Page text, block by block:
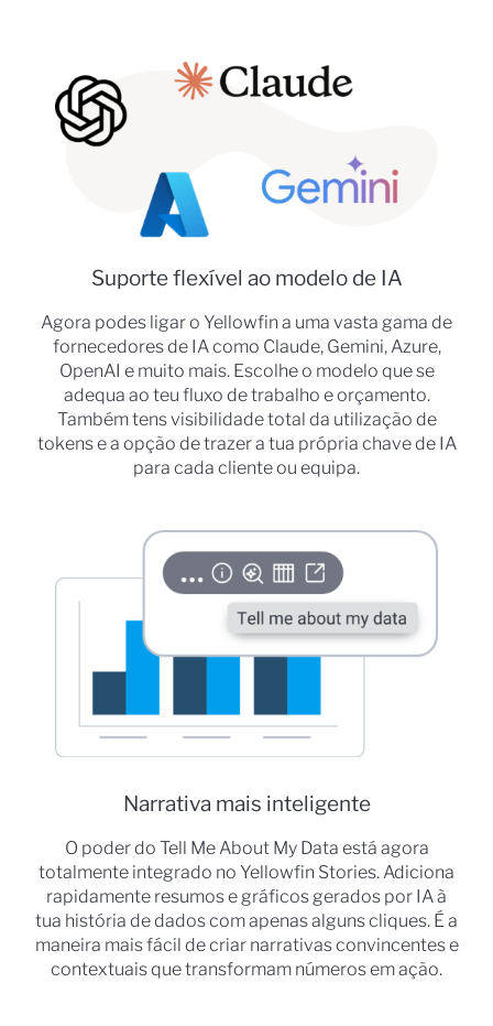
Suporte flexível ao modelo de IA
Agora podes ligar o Yellowfin a uma vasta gama de
fornecedores de IA como Claude, Gemini, Azure,
OpenAI e muito mais. Escolhe o modelo que se
adequa ao teu fluxo de trabalho e orçamento.
Também tens visibilidade total da utilização de
tokens e a opção de trazer a tua própria chave de IA
para cada cliente ou equipa.
Narrativa mais inteligente
O poder do Tell Me About My Data está agora
totalmente integrado no Yellowfin Stories. Adiciona
rapidamente resumos e gráficos gerados por IA à
tua história de dados com apenas alguns cliques. É a
maneira mais fácil de criar narrativas convincentes e
contextuais que transformam números em ação.